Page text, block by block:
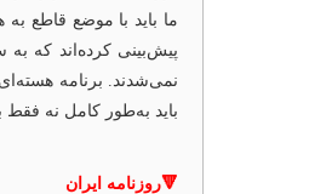
ما باید با موضع قاطع
پیش‌بینی کرده‌اند که به
نمی‌شدند. برنامه
باید به‌طور کامل نه فقط
🔻روزنامه ایران